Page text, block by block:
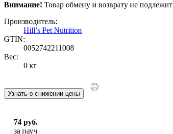
Внимание! Товар обмену и возврату не подлежит
Производитель:
Hill’s Pet Nutrition
GTIN:
0052742211008
Вес:
0 кг
Узнать о снижении цены
74 руб.
за пауч